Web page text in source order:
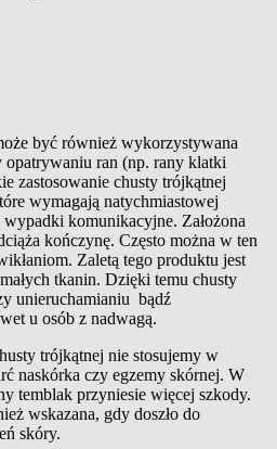
być również wykorzystywana
ran (np. rany klatki
zastosowanie chusty trójkątnej
wymagają natychmiastowej
komunikacyjne. Założona
kończynę. Często można w ten
Zaletą tego produktu jest
tkanin. Dzięki temu chusty
unieruchamianiu bądź
u osób z nadwagą.
trójkątnej nie stosujemy w
naskórka czy egzemy skórnej. W
temblak przyniesie więcej szkody.
wskazana, gdy doszło do
skóry.